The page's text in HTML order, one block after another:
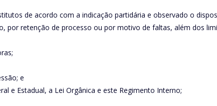
de acordo com a indicação partidária e observado o
por retenção de processo ou por motivo de faltas, além dos
e
e Estadual, a Lei Orgânica e este Regimento Interno;